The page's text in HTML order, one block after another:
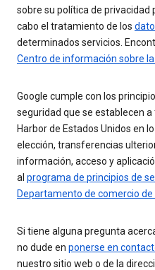
sobre su política de privacidad
cabo el tratamiento de los
determinados servicios.
Centro de información sobre
Google cumple con los
seguridad que se establecen
Harbor de Estados Unidos en
elección, transferencias
información, acceso y
al programa de principios de
Departamento de comercio de
Si tiene alguna pregunta
no dude en ponerse en
nuestro sitio web o de la